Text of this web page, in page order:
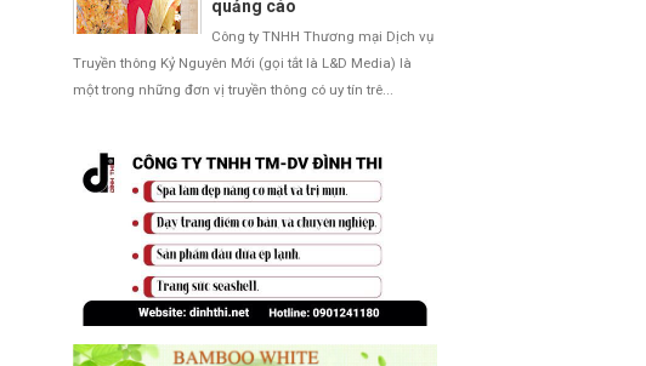
quảng cáo
Công ty TNHH Thương mại Dịch vụ
Truyền thông Kỷ Nguyên Mới (gọi tắt là L&D Media) là
một trong những đơn vị truyền thông có uy tín trê...